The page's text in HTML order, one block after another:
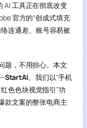
AI 工具正在彻底改变
官方的“创成式填充
连通差、账号容易被
题，不用担心。本文
StartAI。我们以“手机
色色块视觉指引”功
款文案的整张电商主